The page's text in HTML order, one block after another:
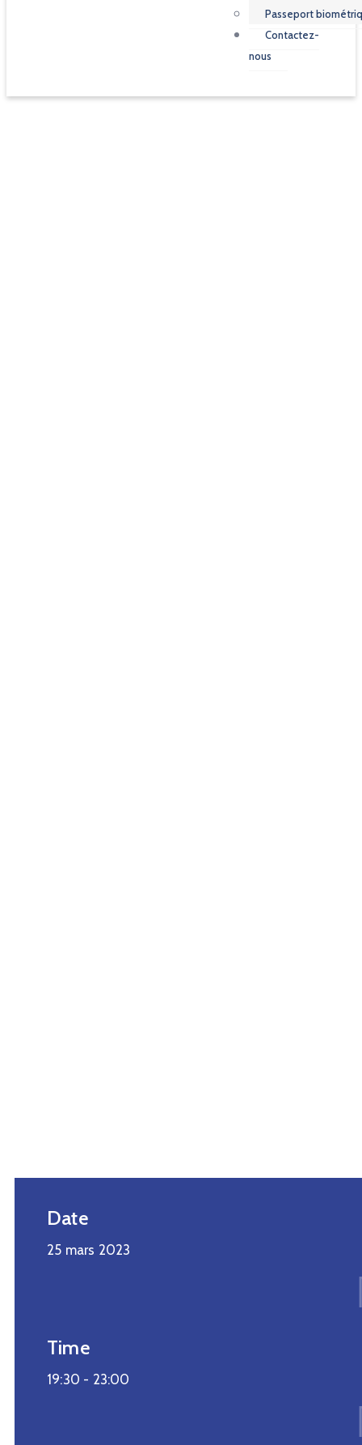
Passeport
Contactez-
nous
Date
25 mars 2023
Time
19:30 - 23:00